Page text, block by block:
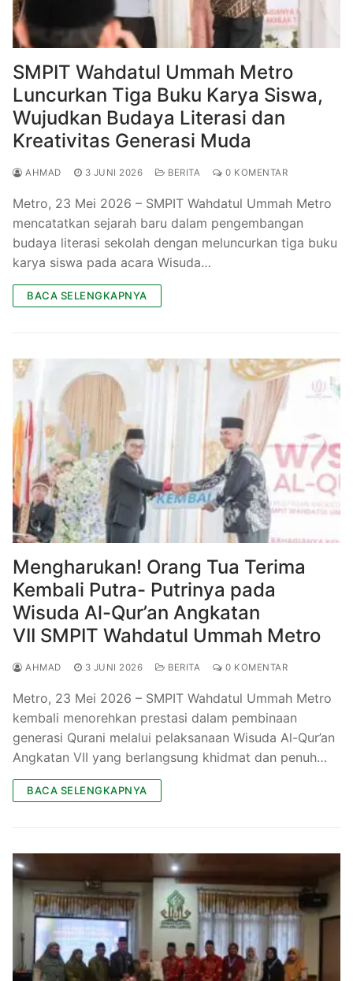
SMPIT Wahdatul Ummah Metro
Luncurkan Tiga Buku Karya Siswa,
Wujudkan Budaya Literasi dan
Kreativitas Generasi Muda
AHMAD 3 JUNI 2026 BERITA 0 KOMENTAR
Metro, 23 Mei 2026 – SMPIT Wahdatul Ummah Metro
mencatatkan sejarah baru dalam pengembangan
budaya literasi sekolah dengan meluncurkan tiga buku
karya siswa pada acara Wisuda…
BACA SELENGKAPNYA
Mengharukan! Orang Tua Terima
Kembali Putra- Putrinya pada
Wisuda Al-Qur’an Angkatan
VII SMPIT Wahdatul Ummah Metro
AHMAD 3 JUNI 2026 BERITA 0 KOMENTAR
Metro, 23 Mei 2026 – SMPIT Wahdatul Ummah Metro
kembali menorehkan prestasi dalam pembinaan
generasi Qurani melalui pelaksanaan Wisuda Al-Qur’an
Angkatan VII yang berlangsung khidmat dan penuh…
BACA SELENGKAPNYA